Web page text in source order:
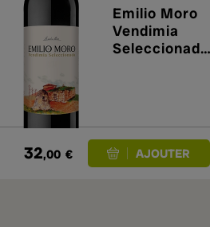
Emilio Moro
Vendimia
Seleccionada
32,00 €